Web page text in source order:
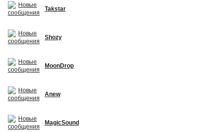
Takstar
Shozy
MoonDrop
Anew
MagicSound